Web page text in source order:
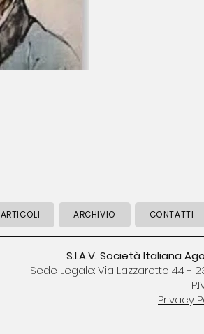
ARTICOLI ARCHIVIO CONTATTI
S.I.A.V. Società Italiana
Sede Legale: Via Lazzaretto 44 -
Privacy